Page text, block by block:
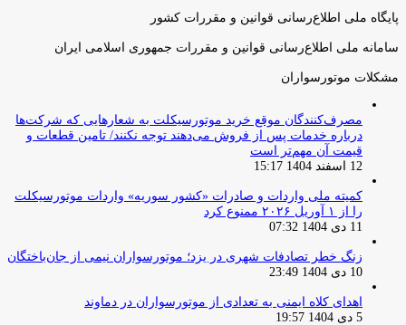
پایگاه ملی اطلاع‌رسانی قوانین و مقررات کشور
سامانه ملی اطلاع‌رسانی قوانین و مقررات جمهوری اسلامی ایران
مشکلات موتورسواران
مصرف‌کنندگان موقع خرید موتورسیکلت به شعارهایی که شرکت‌ها
درباره خدمات پس از فروش می‌دهند توجه نکنند/ تامین قطعات و
قیمت آن مهم‌تر است
12 اسفند 1404 15:17
کمیته ملی واردات و صادرات «کشور سوریه» واردات موتورسیکلت
را از ۱ آوریل ۲۰۲۶ ممنوع کرد
11 دی 1404 07:32
زنگ خطر تصادفات شهری در یزد؛ موتورسواران نیمی از جان‌باختگان
10 دی 1404 23:49
اهدای کلاه ایمنی به تعدادی از موتورسواران در دماوند
5 دی 1404 19:57